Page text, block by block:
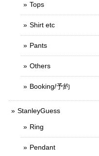
Tops
Shirt etc
Pants
Others
Booking/予約
StanleyGuess
Ring
Pendant